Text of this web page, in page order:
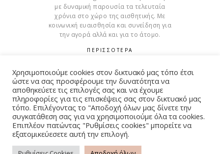
με δυναμική παρουσία τα τελευταία
χρόνια στο χώρο της αισθητικής. Με
κοινωνική ευαισθησία και συνείδηση για
την αγορά αλλά και για το άτομο.
ΠΕΡΙΣΣΟΤΕΡΑ
Cookies
© Copyright 2015 – 2026 . All Rights Reserved. Developed By
iWorx
Χρησιμοποιούμε cookies στον δικτυακό μας τόπο έτσι
ώστε να σας προσφέρουμε την δυνατότητα να
αποθηκεύετε τις επιλογές σας και να έχουμε
πληροφορίες για τις επισκέψεις σας στον δικτυακό μας
τόπο. Επιλέγοντας το "Αποδοχή όλων μας δίνετε την
συγκατάθεση σας για να χρησιμοποιούμε όλα τα cookies.
Επιπλέον πατώντας "Ρυθμίσεις cookies" μπορείτε να
εξατομικεύεσετε αυτή την επιλογή.